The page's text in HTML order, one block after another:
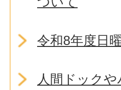
令和8年度日
人間ドック